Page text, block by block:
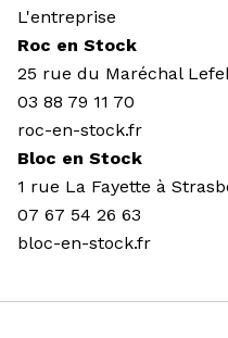
L'entreprise
Roc en Stock
25 rue du Maréchal
03 88 79 11 70
roc-en-stock.fr
Bloc en Stock
1 rue La Fayette à
07 67 54 26 63
bloc-en-stock.fr